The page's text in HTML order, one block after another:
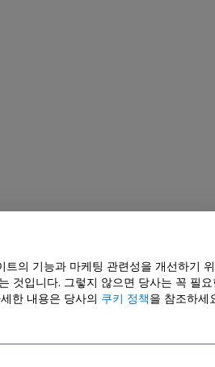
하기
의 기능과 마케팅 관련성을 개선하기
것입니다. 그렇지 않으면 당사는 꼭 필요
한 내용은 당사의 쿠키 정책을 참조하세